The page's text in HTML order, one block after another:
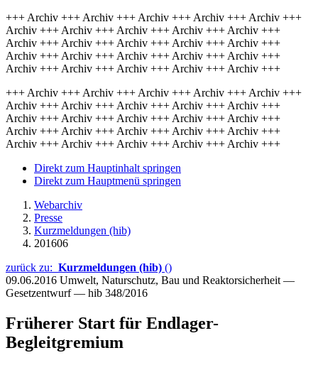
+++ Archiv +++ Archiv +++ Archiv +++ Archiv +++ Archiv +++
Archiv +++ Archiv +++ Archiv +++ Archiv +++ Archiv +++
Archiv +++ Archiv +++ Archiv +++ Archiv +++ Archiv +++
Archiv +++ Archiv +++ Archiv +++ Archiv +++ Archiv +++
Archiv +++ Archiv +++ Archiv +++ Archiv +++ Archiv +++
+++ Archiv +++ Archiv +++ Archiv +++ Archiv +++ Archiv +++
Archiv +++ Archiv +++ Archiv +++ Archiv +++ Archiv +++
Archiv +++ Archiv +++ Archiv +++ Archiv +++ Archiv +++
Archiv +++ Archiv +++ Archiv +++ Archiv +++ Archiv +++
Archiv +++ Archiv +++ Archiv +++ Archiv +++ Archiv +++
Direkt zum Hauptinhalt springen
Direkt zum Hauptmenü springen
Webarchiv
Presse
Kurzmeldungen (hib)
201606
zurück zu: Kurzmeldungen (hib) ()
09.06.2016 Umwelt, Naturschutz, Bau und Reaktorsicherheit —
Gesetzentwurf — hib 348/2016
Früherer Start für Endlager-
Begleitgremium